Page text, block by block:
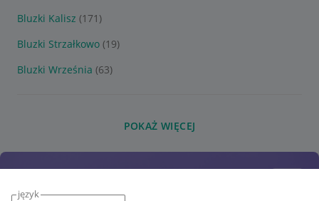
język
Bluzki Kalisz (171)
Bluzki Strzałkowo (19)
Bluzki Września (63)
POKAŻ WIĘCEJ